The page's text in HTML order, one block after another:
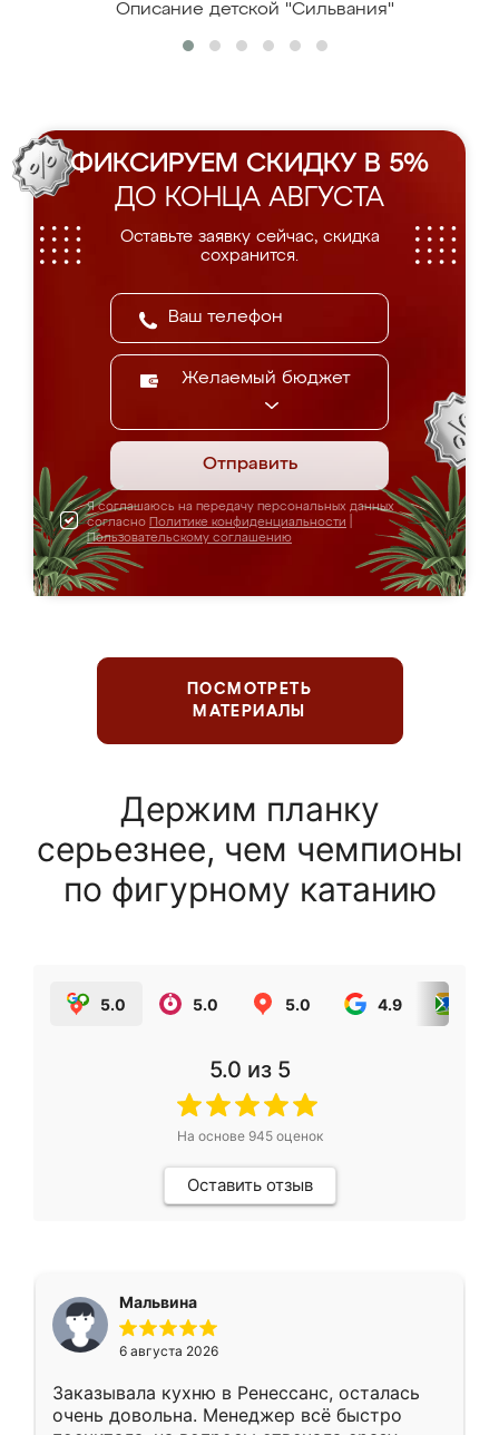
Описание детской "Сильвания"
ФИКСИРУЕМ СКИДКУ В 5%
ДО КОНЦА АВГУСТА
Оставьте заявку сейчас, скидка
сохранится.
Желаемый бюджет
Отправить
Я соглашаюсь на передачу персональных данных
согласно Политике конфиденциальности
Пользовательскому соглашению
ПОСМОТРЕТЬ
МАТЕРИАЛЫ
Держим планку
серьезнее, чем чемпионы
по фигурному катанию
5.0 5.0 5.0 4.9
5.0 из 5
На основе 945оценок
Оставить отзыв
Мальвина
6 августа 2026
Заказывала кухню в Ренессанс, осталась
очень довольна. Менеджер всё быстро